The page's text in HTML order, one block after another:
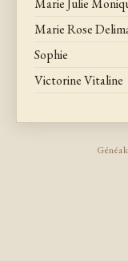
Marie Julie
Marie Rose
Sophie
Victorine Vitaline